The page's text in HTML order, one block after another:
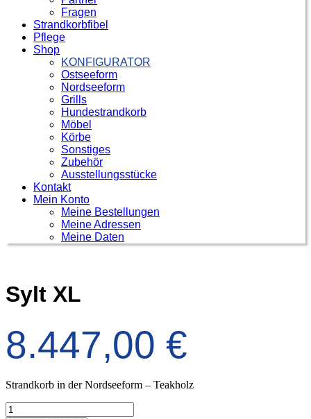
Fragen
Strandkorbfibel
Pflege
Shop
KONFIGURATOR
Ostseeform
Nordseeform
Grills
Hundestrandkorb
Möbel
Körbe
Sonstiges
Zubehör
Ausstellungsstücke
Kontakt
Mein Konto
Meine Bestellungen
Meine Adressen
Meine Daten
Sylt XL
8.447,00 €
Strandkorb in der Nordseeform – Teakholz